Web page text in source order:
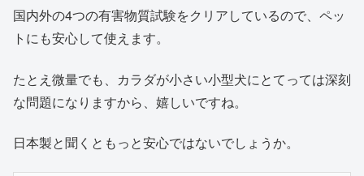
国内外の4つの有害物質試験をクリアしているので、ペッ
トにも安心して使えます。
たとえ微量でも、カラダが小さい小型犬にとてっては深刻
な問題になりますから、嬉しいですね。
日本製と聞くともっと安心ではないでしょうか。